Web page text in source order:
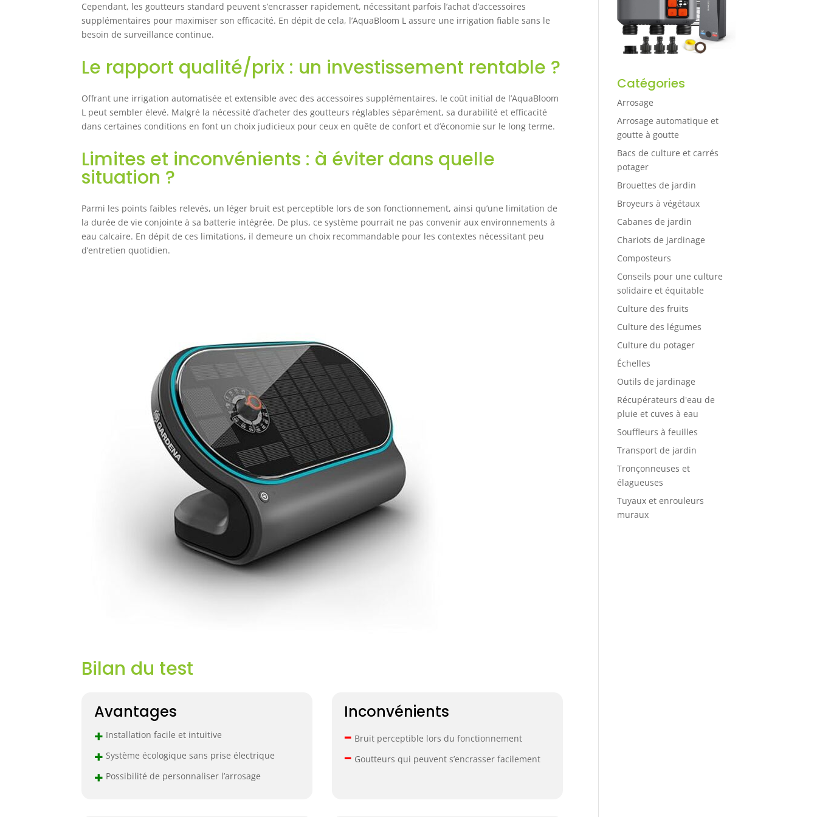
Cependant, les goutteurs standard peuvent s’encrasser rapidement, nécessitant parfois l’achat d’accessoires
supplémentaires pour maximiser son efficacité. En dépit de cela, l’AquaBloom L assure une irrigation fiable sans le
besoin de surveillance continue.
Le rapport qualité/prix : un investissement rentable ?
Offrant une irrigation automatisée et extensible avec des accessoires supplémentaires, le coût initial de l’AquaBloom
L peut sembler élevé. Malgré la nécessité d’acheter des goutteurs réglables séparément, sa durabilité et efficacité
dans certaines conditions en font un choix judicieux pour ceux en quête de confort et d’économie sur le long terme.
Limites et inconvénients : à éviter dans quelle
situation ?
Parmi les points faibles relevés, un léger bruit est perceptible lors de son fonctionnement, ainsi qu’une limitation de
la durée de vie conjointe à sa batterie intégrée. De plus, ce système pourrait ne pas convenir aux environnements à
eau calcaire. En dépit de ces limitations, il demeure un choix recommandable pour les contextes nécessitant peu
d’entretien quotidien.
Bilan du test
Avantages
+ Installation facile et intuitive
+ Système écologique sans prise électrique
+ Possibilité de personnaliser l’arrosage
Inconvénients
– Bruit perceptible lors du fonctionnement
– Goutteurs qui peuvent s’encrasser facilement
Catégories
Arrosage
Arrosage automatique et
goutte à goutte
Bacs de culture et carrés
potager
Brouettes de jardin
Broyeurs à végétaux
Cabanes de jardin
Chariots de jardinage
Composteurs
Conseils pour une culture
solidaire et équitable
Culture des fruits
Culture des légumes
Culture du potager
Échelles
Outils de jardinage
Récupérateurs d'eau de
pluie et cuves à eau
Souffleurs à feuilles
Transport de jardin
Tronçonneuses et
élagueuses
Tuyaux et enrouleurs
muraux